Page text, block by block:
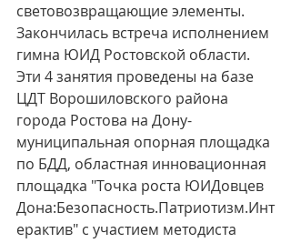
световозвращающие элементы.
Закончилась встреча исполнением
гимна ЮИД Ростовской области.
Эти 4 занятия проведены на базе
ЦДТ Ворошиловского района
города Ростова на Дону-
муниципальная опорная площадка
по БДД, областная инновационная
площадка "Точка роста ЮИДовцев
Дона:Безопасность.Патриотизм.Инт
ерактив" с участием методиста